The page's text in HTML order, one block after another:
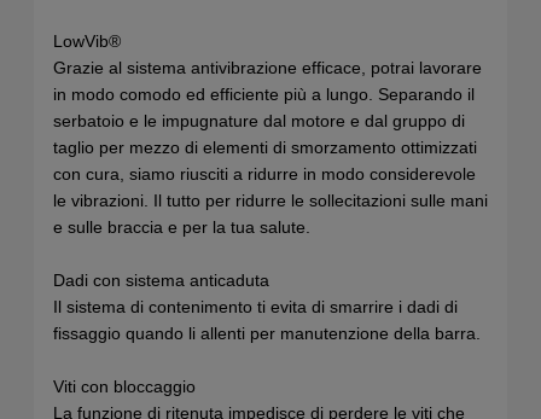
LowVib®
Grazie al sistema antivibrazione efficace, potrai lavorare
in modo comodo ed efficiente più a lungo. Separando il
serbatoio e le impugnature dal motore e dal gruppo di
taglio per mezzo di elementi di smorzamento ottimizzati
con cura, siamo riusciti a ridurre in modo considerevole
le vibrazioni. Il tutto per ridurre le sollecitazioni sulle mani
e sulle braccia e per la tua salute.
Dadi con sistema anticaduta
Il sistema di contenimento ti evita di smarrire i dadi di
fissaggio quando li allenti per manutenzione della barra.
Viti con bloccaggio
La funzione di ritenuta impedisce di perdere le viti che